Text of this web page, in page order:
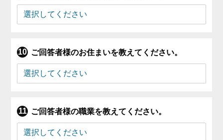
ご回答者様のお住まいを教えてください。
ご回答者様の職業を教えてください。